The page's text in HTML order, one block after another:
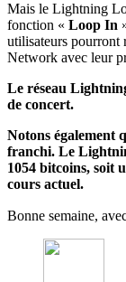
Mais le Lightning
fonction « Loop In
utilisateurs pourront
Network avec leur
Le réseau
de concert.
Notons également
franchi. Le
1054 bitcoins, soit
cours actuel.
Bonne semaine,